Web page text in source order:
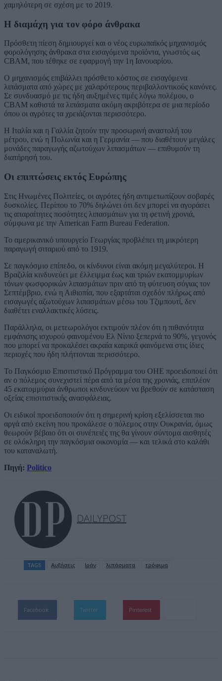
χαμηλότερη σε σχέση με το 2019.
Η διαμάχη για τον φόρο άνθρακα
Πρόσθετη πίεση δημιουργεί και ο νέος ευρωπαϊκός μηχανισμός
φορολόγησης άνθρακα στα εισαγόμενα προϊόντα, γνωστός ως
CBAM, που τέθηκε σε εφαρμογή την 1η Ιανουαρίου.
Ο μηχανισμός επιβάλλει πρόσθετο κόστος σε εισαγόμενα
λιπάσματα από χώρες με χαλαρότερους περιβαλλοντικούς κανόνες.
Σε συνδυασμό με τις ήδη αυξημένες τιμές λόγω πολέμου, ο
CBAM καθιστά τα λιπάσματα ακόμη ακριβότερα σε μια περίοδο
όπου οι αγρότες τα χρειάζονται περισσότερο.
Η Ιταλία και η Γαλλία ζητούν την προσωρινή αναστολή του
μέτρου, ενώ η Πολωνία και η Γερμανία — που διαθέτουν μεγάλες
μονάδες παραγωγής αζωτούχων λιπασμάτων — επιθυμούν τη
διατήρησή του.
Οι επιπτώσεις εκτός Ευρώπης
Στις Ηνωμένες Πολιτείες, οι αγρότες ήδη αντιμετωπίζουν σοβαρές
δυσκολίες. Περίπου το 70% δηλώνει ότι δεν μπορεί να αγοράσει
τις απαραίτητες ποσότητες λιπασμάτων για τη φετινή χρονιά,
σύμφωνα με την American Farm Bureau Federation.
Το αμερικανικό υπουργείο Γεωργίας προβλέπει τη μικρότερη
παραγωγή σιταριού από το 1919.
Σε παγκόσμιο επίπεδο, οι κίνδυνοι είναι ακόμη μεγαλύτεροι. Η
Βραζιλία κινδυνεύει με έλλειμμα έως και τριών εκατομμυρίων
τόνων φωσφορικών λιπασμάτων πριν από τη φύτευση σόγιας τον
Σεπτέμβριο, ενώ η Αιθιοπία, που εξαρτάται σχεδόν πλήρως από
εισαγωγές αζωτούχων λιπασμάτων μέσω του Τζιμπουτί, δεν
διαθέτει εναλλακτικές λύσεις.
Παράλληλα, οι μετεωρολόγοι εκτιμούν πλέον ότι η πιθανότητα
εμφάνισης ισχυρού φαινομένου Ελ Νίνιο ξεπερνά το 90%, γεγονός
που μπορεί να προκαλέσει ακραία καιρικά φαινόμενα στις ίδιες
περιοχές που ήδη πλήττονται περισσότερο.
Το Παγκόσμιο Επισιτιστικό Πρόγραμμα του ΟΗΕ προειδοποιεί ότι
αν ο πόλεμος συνεχιστεί πέρα από τα μέσα της χρονιάς, επιπλέον
45 εκατομμύρια άνθρωποι κινδυνεύουν να βρεθούν σε κατάσταση
οξείας επισιτιστικής ανασφάλειας.
Οι ειδικοί προειδοποιούν ότι η σημερινή κρίση εξελίσσεται πιο
αργά από εκείνη που προκάλεσε ο πόλεμος στην Ουκρανία, όμως
θεωρούν βέβαιο ότι οι συνέπειές της θα γίνουν σύντομα αισθητές
σε ολόκληρη την παγκόσμια οικονομία — και τελικά στο καλάθι
του καταναλωτή.
Πηγή: Politico
DAILYPOST
TAGS Αυξήσεις Ιράν λιπάσματα τρόφιμα
Facebook Twitter Pinterest